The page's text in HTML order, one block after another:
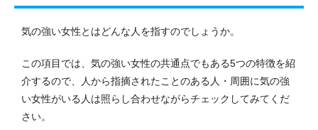
気の強い女性とはどんな人を指すのでしょうか。
この項目では、気の強い女性の共通点でもある5つの特徴を紹
介するので、人から指摘されたことのある人・周囲に気の強
い女性がいる人は照らし合わせながらチェックしてみてくだ
さい。